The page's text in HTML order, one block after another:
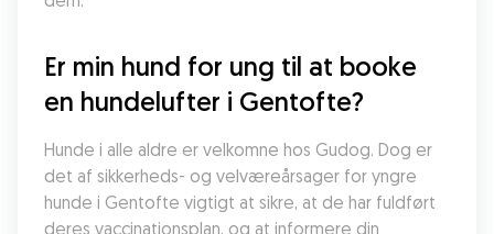
Er min hund for ung til at booke
en hundelufter i Gentofte?
Hunde i alle aldre er velkomne hos Gudog. Dog er
det af sikkerheds- og velværeårsager for yngre
hunde i Gentofte vigtigt at sikre, at de har fuldført
deres vaccinationsplan, og at informere din